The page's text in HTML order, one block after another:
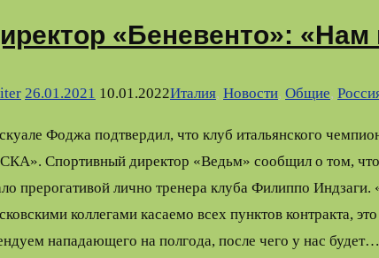
«Беневенто»: «Нам
26.01.2021 10.01.2022Италия, Новости, Общие,
Фоджа подтвердил, что клуб итальянского
Спортивный директор «Ведьм» сообщил о том,
прерогативой лично тренера клуба Филиппо Индзаги.
коллегами касаемо всех пунктов контракта,
нападающего на полгода, после чего у нас будет…